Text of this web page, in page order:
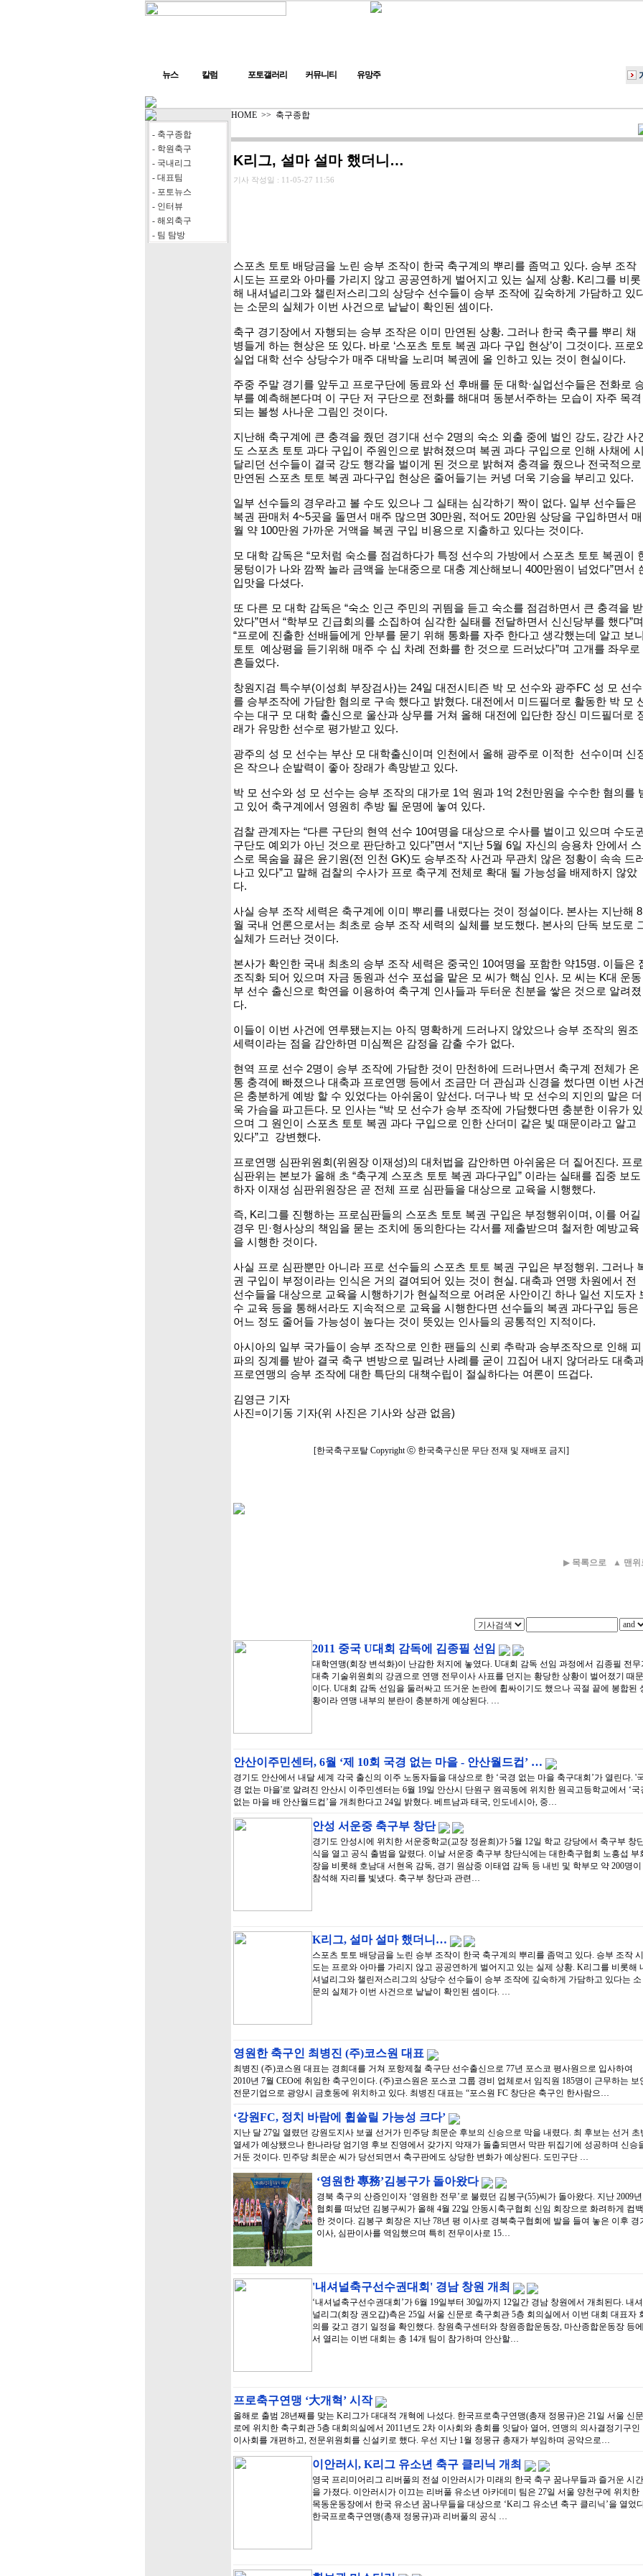
뉴스 칼럼 포토갤러리 커뮤니티 유망주
- 축구종합
- 학원축구
- 국내리그
- 대표팀
- 포토뉴스
- 인터뷰
- 해외축구
- 팀 탐방
HOME >> 축구종합
K리그, 설마 설마 했더니…
기사 작성일 : 11-05-27 11:56
스포츠 토토 배당금을 노린 승부 조작이 한국 축구계의 뿌리를 좀먹고 있다. 승부 조작
시도는 프로와 아마를 가리지 않고 공공연하게 벌어지고 있는 실제 상황. K리그를 비롯
해 내셔널리그와 챌린저스리그의 상당수 선수들이 승부 조작에 깊숙하게 가담하고 있
는 소문의 실체가 이번 사건으로 낱낱이 확인된 셈이다.
축구 경기장에서 자행되는 승부 조작은 이미 만연된 상황. 그러나 한국 축구를 뿌리 채
병들게 하는 현상은 또 있다. 바로 ‘스포츠 토토 복권 과다 구입 현상’이 그것이다. 프로
실업 대학 선수 상당수가 매주 대박을 노리며 복권에 올 인하고 있는 것이 현실이다.
주중 주말 경기를 앞두고 프로구단에 동료와 선 후배를 둔 대학·실업선수들은 전화로
부를 예측해본다며 이 구단 저 구단으로 전화를 해대며 동분서주하는 모습이 자주 목격
되는 볼썽 사나운 그림인 것이다.
지난해 축구계에 큰 충격을 줬던 경기대 선수 2명의 숙소 외출 중에 벌인 강도, 강간 사
도 스포츠 토토 과다 구입이 주원인으로 밝혀졌으며 복권 과다 구입으로 인해 사채에
달리던 선수들이 결국 강도 행각을 벌이게 된 것으로 밝혀져 충격을 줬으나 전국적으로
만연된 스포츠 토토 복권 과다구입 현상은 줄어들기는 커녕 더욱 기승을 부리고 있다.
일부 선수들의 경우라고 볼 수도 있으나 그 실태는 심각하기 짝이 없다. 일부 선수들은
복권 판매처 4~5곳을 돌면서 매주 많으면 30만원, 적어도 20만원 상당을 구입하면서 매
월 약 100만원 가까운 거액을 복권 구입 비용으로 지출하고 있다는 것이다.
모 대학 감독은 “모처럼 숙소를 점검하다가 특정 선수의 가방에서 스포츠 토토 복권이
뭉텅이가 나와 깜짝 놀라 금액을 눈대중으로 대충 계산해보니 400만원이 넘었다”면서
입맛을 다셨다.
또 다른 모 대학 감독은 “숙소 인근 주민의 귀띔을 듣고 숙소를 점검하면서 큰 충격을 받
았다”면서 “학부모 긴급회의를 소집하여 심각한 실태를 전달하면서 신신당부를 했다”며
“프로에 진출한 선배들에게 안부를 묻기 위해 통화를 자주 한다고 생각했는데 알고 보
토토 예상평을 듣기위해 매주 수 십 차례 전화를 한 것으로 드러났다”며 고개를 좌우로
흔들었다.
창원지검 특수부(이성희 부장검사)는 24일 대전시티즌 박 모 선수와 광주FC 성 모 선수
를 승부조작에 가담한 혐의로 구속 했다고 밝혔다. 대전에서 미드필더로 활동한 박 모
수는 대구 모 대학 출신으로 울산과 상무를 거쳐 올해 대전에 입단한 장신 미드필더로
래가 유망한 선수로 평가받고 있다.
광주의 성 모 선수는 부산 모 대학출신이며 인천에서 올해 광주로 이적한 선수이며 신
은 작으나 순발력이 좋아 장래가 촉망받고 있다.
박 모 선수와 성 모 선수는 승부 조작의 대가로 1억 원과 1억 2천만원을 수수한 혐의를
고 있어 축구계에서 영원히 추방 될 운명에 놓여 있다.
검찰 관계자는 “다른 구단의 현역 선수 10여명을 대상으로 수사를 벌이고 있으며 수도
구단도 예외가 아닌 것으로 판단하고 있다”면서 “지난 5월 6일 자신의 승용차 안에서 스
스로 목숨을 끓은 윤기원(전 인천 GK)도 승부조작 사건과 무관치 않은 정황이 속속 드
나고 있다”고 말해 검찰의 수사가 프로 축구계 전체로 확대 될 가능성을 배제하지 않았
다.
사실 승부 조작 세력은 축구계에 이미 뿌리를 내렸다는 것이 정설이다. 본사는 지난해 8
월 국내 언론으로서는 최초로 승부 조작 세력의 실체를 보도했다. 본사의 단독 보도로
실체가 드러난 것이다.
본사가 확인한 국내 최초의 승부 조작 세력은 중국인 10여명을 포함한 약15명. 이들은
조직화 되어 있으며 자금 동원과 선수 포섭을 맡은 모 씨가 핵심 인사. 모 씨는 K대 운동
부 선수 출신으로 학연을 이용하여 축구계 인사들과 두터운 친분을 쌓은 것으로 알려졌
다.
이들이 이번 사건에 연루됐는지는 아직 명확하게 드러나지 않았으나 승부 조작의 원조
세력이라는 점을 감안하면 미심쩍은 감정을 감출 수가 없다.
현역 프로 선수 2명이 승부 조작에 가담한 것이 만천하에 드러나면서 축구계 전체가 온
통 충격에 빠졌으나 대축과 프로연맹 등에서 조금만 더 관심과 신경을 썼다면 이번 사
은 충분하게 예방 할 수 있었다는 아쉬움이 앞선다. 더구나 박 모 선수의 지인의 말은 더
욱 가슴을 파고든다. 모 인사는 “박 모 선수가 승부 조작에 가담했다면 충분한 이유가 있
으며 그 원인이 스포츠 토토 복권 과다 구입으로 인한 산더미 같은 빛 때문이라고 알고
있다”고 강변했다.
프로연맹 심판위원회(위원장 이재성)의 대처법을 감안하면 아쉬움은 더 짙어진다. 프로
심판위는 본보가 올해 초 “축구계 스포츠 토토 복권 과다구입” 이라는 실태를 집중 보도
하자 이재성 심판위원장은 곧 전체 프로 심판들을 대상으로 교육을 시행했다.
즉, K리그를 진행하는 프로심판들의 스포츠 토토 복권 구입은 부정행위이며, 이를 어길
경우 민·형사상의 책임을 묻는 조치에 동의한다는 각서를 제출받으며 철저한 예방교육
을 시행한 것이다.
사실 프로 심판뿐만 아니라 프로 선수들의 스포츠 토토 복권 구입은 부정행위. 그러나
권 구입이 부정이라는 인식은 거의 결여되어 있는 것이 현실. 대축과 연맹 차원에서 전
선수들을 대상으로 교육을 시행하기가 현실적으로 어려운 사안이긴 하나 일선 지도자
수 교육 등을 통해서라도 지속적으로 교육을 시행한다면 선수들의 복권 과다구입 등은
어느 정도 줄어들 가능성이 높다는 것이 뜻있는 인사들의 공통적인 지적이다.
아시아의 일부 국가들이 승부 조작으로 인한 팬들의 신뢰 추락과 승부조작으로 인해 피
파의 징계를 받아 결국 축구 변방으로 밀려난 사례를 굳이 끄집어 내지 않더라도 대축
프로연맹의 승부 조작에 대한 특단의 대책수립이 절실하다는 여론이 뜨겁다.
김영근 기자
사진=이기동 기자(위 사진은 기사와 상관 없음)
[한국축구포탈 Copyright ⓒ 한국축구신문 무단 전재 및 재배포 금지]
▶ 목록으로 ▲ 맨위
2011 중국 U대회 감독에 김종필 선임
대학연맹(회장 변석화)이 난감한 처지에 놓였다. U대회 감독 선임 과정에서 김종필 전무
대축 기술위원회의 강권으로 연맹 전무이사 사표를 던지는 황당한 상황이 벌어졌기 때문
이다. U대회 감독 선임을 둘러싸고 뜨거운 논란에 휩싸이기도 했으나 곡절 끝에 봉합된
황이라 연맹 내부의 분란이 충분하게 예상된다. …
안산이주민센터, 6월 ‘제 10회 국경 없는 마을 - 안산월드컵’ …
경기도 안산에서 내달 세계 각국 출신의 이주 노동자들을 대상으로 한 ‘국경 없는 마을 축구대회’가 열린다. '
경 없는 마을'로 알려진 안산시 이주민센터는 6월 19일 안산시 단원구 원곡동에 위치한 원곡고등학교에서 ‘국
없는 마을 배 안산월드컵’을 개최한다고 24일 밝혔다. 베트남과 태국, 인도네시아, 중…
안성 서운중 축구부 창단
경기도 안성시에 위치한 서운중학교(교장 정윤희)가 5월 12일 학교 강당에서 축구부 창
식을 열고 공식 출범을 알렸다. 이날 서운중 축구부 창단식에는 대한축구협회 노흥섭 부
장을 비롯해 호남대 서현옥 감독, 경기 원삼중 이태엽 감독 등 내빈 및 학부모 약 200명이
참석해 자리를 빛냈다. 축구부 창단과 관련…
K리그, 설마 설마 했더니…
스포츠 토토 배당금을 노린 승부 조작이 한국 축구계의 뿌리를 좀먹고 있다. 승부 조작 시
도는 프로와 아마를 가리지 않고 공공연하게 벌어지고 있는 실제 상황. K리그를 비롯해
셔널리그와 챌린저스리그의 상당수 선수들이 승부 조작에 깊숙하게 가담하고 있다는 소
문의 실체가 이번 사건으로 낱낱이 확인된 셈이다. …
영원한 축구인 최병진 (주)코스원 대표
최병진 (주)코스원 대표는 경희대를 거쳐 포항제철 축구단 선수출신으로 77년 포스코 평사원으로 입사하여
2010년 7월 CEO에 취임한 축구인이다. (주)코스원은 포스코 그룹 경비 업체로서 임직원 185명이 근무하는 보
전문기업으로 광양시 금호동에 위치하고 있다. 최병진 대표는 “포스원 FC 창단은 축구인 한사람으…
‘강원FC, 정치 바람에 휩쓸릴 가능성 크다’
지난 달 27일 열렸던 강원도지사 보궐 선거가 민주당 최문순 후보의 신승으로 막을 내렸다. 최 후보는 선거 초
열세가 예상됐으나 한나라당 엄기영 후보 진영에서 갖가지 악재가 돌출되면서 막판 뒤집기에 성공하며 신승
거둔 것이다. 민주당 최문순 씨가 당선되면서 축구판에도 상당한 변화가 예상된다. 도민구단 …
‘영원한 專務’김봉구가 돌아왔다
경북 축구의 산증인이자 ‘영원한 전무’로 불렸던 김봉구(55)씨가 돌아왔다. 지난 2009년
협회를 떠났던 김봉구씨가 올해 4월 22일 안동시축구협회 신임 회장으로 화려하게 컴백
한 것이다. 김봉구 회장은 지난 78년 평 이사로 경북축구협회에 발을 들여 놓은 이후 경
이사, 심판이사를 역임했으며 특히 전무이사로 15…
'내셔널축구선수권대회' 경남 창원 개최
‘내셔널축구선수권대회’가 6월 19일부터 30일까지 12일간 경남 창원에서 개최된다. 내셔
널리그(회장 권오갑)측은 25일 서울 신문로 축구회관 5층 회의실에서 이번 대회 대표자
의를 갖고 경기 일정을 확인했다. 창원축구센터와 창원종합운동장, 마산종합운동장 등에
서 열리는 이번 대회는 총 14개 팀이 참가하며 안산할…
프로축구연맹 ‘大개혁’ 시작
올해로 출범 28년째를 맞는 K리그가 대대적 개혁에 나섰다. 한국프로축구연맹(총재 정몽규)은 21일 서울 신문
로에 위치한 축구회관 5층 대회의실에서 2011년도 2차 이사회와 총회를 잇달아 열어, 연맹의 의사결정기구인
이사회를 개편하고, 전문위원회를 신설키로 했다. 우선 지난 1월 정몽규 총재가 부임하며 공약으로…
이안러시, K리그 유소년 축구 클리닉 개최
영국 프리미어리그 리버풀의 전설 이안러시가 미래의 한국 축구 꿈나무들과 즐거운 시간
을 가졌다. 이안러시가 이끄는 리버풀 유소년 아카데미 팀은 27일 서울 양천구에 위치한
목동운동장에서 한국 유소년 꿈나무들을 대상으로 ‘K리그 유소년 축구 클리닉’을 열었
한국프로축구연맹(총재 정몽규)과 리버풀의 공식 …